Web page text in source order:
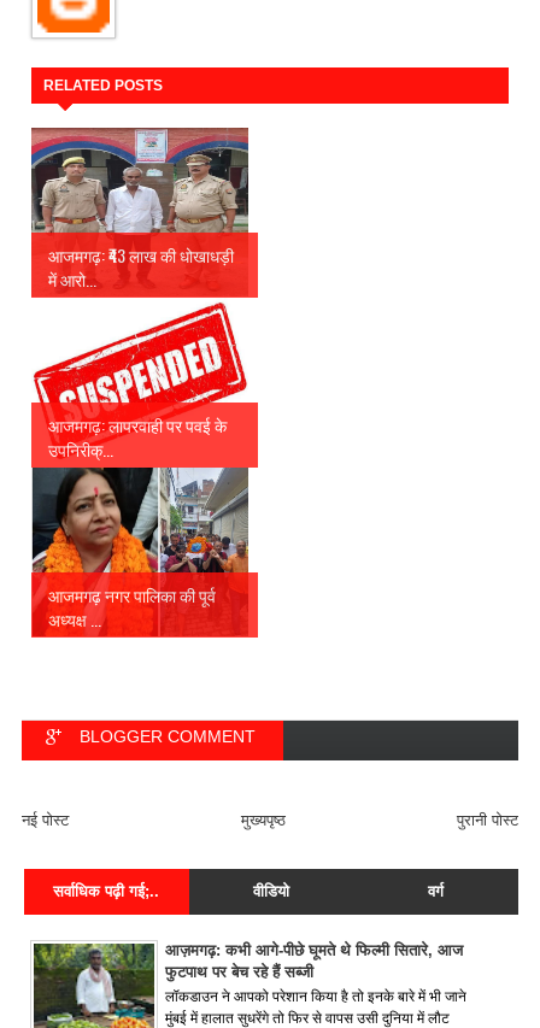
RELATED POSTS
आजमगढ़: ₹43 लाख की धोखाधड़ी
में आरो...
आजमगढ़: लापरवाही पर पवई के
उपनिरीक्...
आजमगढ़ नगर पालिका की पूर्व
अध्यक्ष ...
BLOGGER COMMENT
नई पोस्ट पुरानी पोस्ट
मुख्यपृष्ठ
सर्वाधिक पढ़ी गई;.. वीडियो वर्ग
आज़मगढ़: कभी आगे-पीछे घूमते थे फिल्मी सितारे, आज
फुटपाथ पर बेच रहे हैं सब्जी
लॉकडाउन ने आपको परेशान किया है तो इनके बारे में भी जाने
मुंबई में हालात सुधरेंगे तो फिर से वापस उसी दुनिया में लौट